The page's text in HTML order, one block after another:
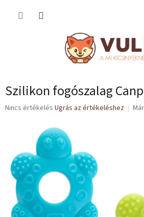
Szilikon fogószalag
A
értékelése
ből
0,0
csillag.
Nincs értékelés Ugrás az értékeléshez